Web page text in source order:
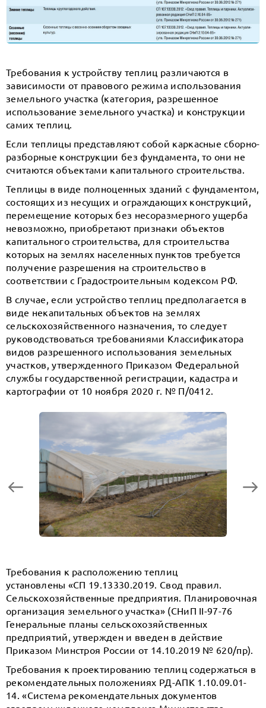
Требования к устройству теплиц различаются в
зависимости от правового режима использования
земельного участка (категория, разрешенное
использование земельного участка) и конструкции
самих теплиц.
Если теплицы представляют собой каркасные сборно-
разборные конструкции без фундамента, то они не
считаются объектами капитального строительства.
Теплицы в виде полноценных зданий с фундаментом,
состоящих из несущих и ограждающих конструкций,
перемещение которых без несоразмерного ущерба
невозможно, приобретают признаки объектов
капитального строительства, для строительства
которых на землях населенных пунктов требуется
получение разрешения на строительство в
соответствии с Градостроительным кодексом РФ.
В случае, если устройство теплиц предполагается в
виде некапитальных объектов на землях
сельскохозяйственного назначения, то следует
руководствоваться требованиями Классификатора
видов разрешенного использования земельных
участков, утвержденного Приказом Федеральной
службы государственной регистрации, кадастра и
картографии от 10 ноября 2020 г. № П/0412.
Требования к расположению теплиц
установлены «СП 19.13330.2019. Свод правил.
Сельскохозяйственные предприятия. Планировочная
организация земельного участка» (СНиП II-97-76
Генеральные планы сельскохозяйственных
предприятий, утвержден и введен в действие
Приказом Минстроя России от 14.10.2019 № 620/пр).
Требования к проектированию теплиц содержаться в
рекомендательных положениях РД-АПК 1.10.09.01-
14. «Система рекомендательных документов